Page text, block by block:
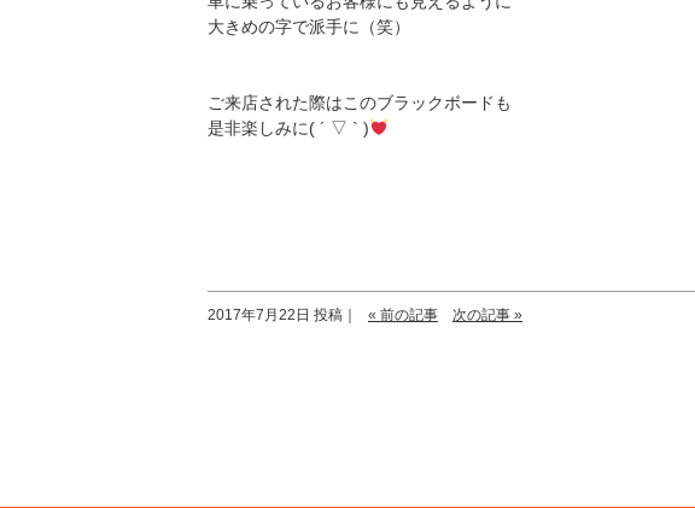
大きめの字で派手に（笑）
ご来店された際はこのブラックボードも
是非楽しみに( ´ ▽ ` )
2017年7月22日 投稿｜ « 前の記事 次の記事 »